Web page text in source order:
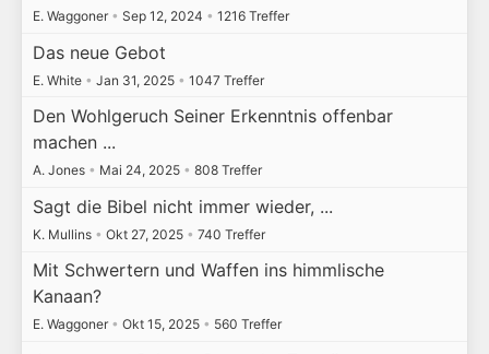
E. Waggoner • Sep 12, 2024 • 1216 Treffer
Das neue Gebot
E. White • Jan 31, 2025 • 1047 Treffer
Den Wohlgeruch Seiner Erkenntnis offenbar
machen ...
A. Jones • Mai 24, 2025 • 808 Treffer
Sagt die Bibel nicht immer wieder, ...
K. Mullins • Okt 27, 2025 • 740 Treffer
Mit Schwertern und Waffen ins himmlische
Kanaan?
E. Waggoner • Okt 15, 2025 • 560 Treffer